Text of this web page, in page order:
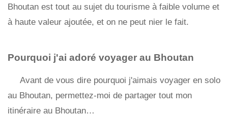
Bhoutan est tout au sujet du tourisme à faible volume et
à haute valeur ajoutée, et on ne peut nier le fait.
Pourquoi j'ai adoré voyager au Bhoutan
Avant de vous dire pourquoi j'aimais voyager en solo
au Bhoutan, permettez-moi de partager tout mon
itinéraire au Bhoutan…